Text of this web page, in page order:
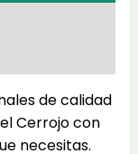
de calidad
Cerrojo con
necesitas.